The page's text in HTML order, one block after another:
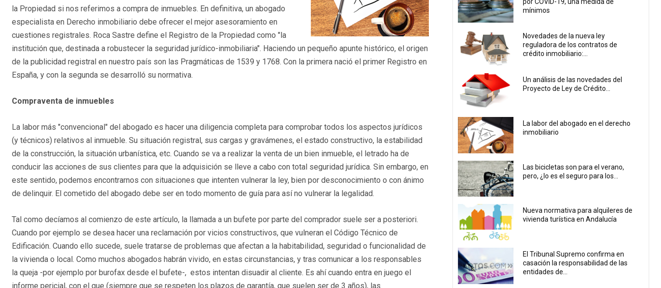
la Propiedad si nos referimos a compra de inmuebles. En definitiva, un abogado
especialista en Derecho inmobiliario debe ofrecer el mejor asesoramiento en
cuestiones registrales. Roca Sastre define el Registro de la Propiedad como "la
institución que, destinada a robustecer la seguridad jurídico-inmobiliaria". Haciendo un pequeño apunte histórico, el origen
de la publicidad registral en nuestro país son las Pragmáticas de 1539 y 1768. Con la primera nació el primer Registro en
España, y con la segunda se desarrolló su normativa.
Compraventa de inmuebles
La labor más "convencional" del abogado es hacer una diligencia completa para comprobar todos los aspectos jurídicos
(y técnicos) relativos al inmueble. Su situación registral, sus cargas y gravámenes, el estado constructivo, la estabilidad
de la construcción, la situación urbanística, etc. Cuando se va a realizar la venta de un bien inmueble, el letrado ha de
conducir las acciones de sus clientes para que la adquisición se lleve a cabo con total seguridad jurídica. Sin embargo, en
este sentido, podemos encontrarnos con situaciones que intenten vulnerar la ley, bien por desconocimiento o con ánimo
de delinquir. El cometido del abogado debe ser en todo momento de guía para así no vulnerar la legalidad.
Tal como decíamos al comienzo de este artículo, la llamada a un bufete por parte del comprador suele ser a posteriori.
Cuando por ejemplo se desea hacer una reclamación por vicios constructivos, que vulneran el Código Técnico de
Edificación. Cuando ello sucede, suele tratarse de problemas que afectan a la habitabilidad, seguridad o funcionalidad de
la vivienda o local. Como muchos abogados habrán vivido, en estas circunstancias, y tras comunicar a los responsables
la queja -por ejemplo por burofax desde el bufete-, estos intentan disuadir al cliente. Es ahí cuando entra en juego el
informe pericial, con el que (siempre que se respeten los plazos de garantía, que suelen ser de 3 años), las
mínimos
Novedades de la nueva ley
reguladora de los contratos de
crédito inmobiliario:...
Un análisis de las novedades del
Proyecto de Ley de Crédito...
La labor del abogado en el derecho
inmobiliario
Las bicicletas son para el verano,
pero, ¿lo es el seguro para los...
Nueva normativa para alquileres de
vivienda turística en Andalucía
El Tribunal Supremo confirma en
casación la responsabilidad de las
entidades de...